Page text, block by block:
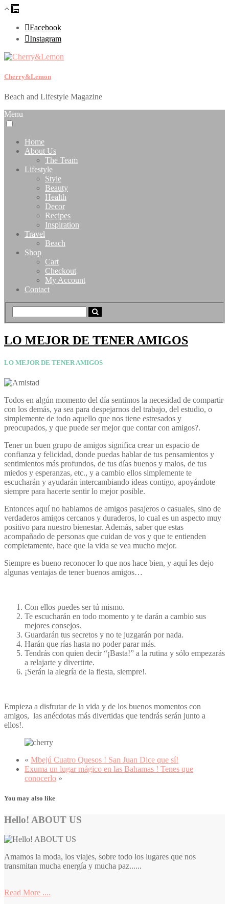
Facebook
Instagram
Cherry&Lemon
Beach and Lifestyle Magazine
Menu
Home
About Us
The Team
Lifestyle
Style
Beauty
Health
Decor
Recipes
Inspiration
Travel
Beach
Shop
Cart
Checkout
My Account
Contact
LO MEJOR DE TENER AMIGOS
LO MEJOR DE TENER AMIGOS
Todos en algún momento del día sentimos la necesidad de compartir
con los demás, ya sea para despejarnos del trabajo, del estudio, o
simplemente de todo aquello que nos tiene estresados y
preocupados, y que puede ser mejor que contar con amigos?.
Tener un buen grupo de amigos significa crear un espacio de
confianza y felicidad, donde puedas hablar de tus pensamientos y
sentimientos más profundos, de tus días buenos y malos, de tus
miedos y esperanzas, etc., y a cambio ellos simplemente te
escucharán y ayudarán intercambiando ideas contigo, apoyándote
siempre para hacerte sentir lo mejor posible.
Entonces aquí no hablamos de amigos pasajeros o casuales, sino de
verdaderos amigos cercanos y duraderos, lo cual es un aspecto muy
positivo para nuestro bienestar. Además, saber que estas
acompañado de personas que cuidan de vos y que te entienden
completamente, hace que la vida se vea mucho mejor.
Siempre es bueno reconocer lo que nos hace bien, y aquí les dejo
algunas ventajas de tener buenos amigos…
Con ellos puedes ser tú mismo.
Te escucharán en todo momento y te darán a cambio sus
mejores consejos.
Guardarán tus secretos y no te juzgarán por nada.
Harán que rías hasta no poder parar más.
Tendrás con quien decir “¡Basta!” a la rutina y sólo empezarás
a relajarte y divertirte.
¡Serán la alegría de la fiesta, siempre!.
Empieza a disfrutar de la vida y de los buenos momentos con
amigos, las anécdotas más divertidas que tendrás serán junto a
ellos!.
« Mbejú Cuatro Quesos ! San Juan Dice que sí!
Exuma un lugar mágico en las Bahamas ! Tenes que
conocerlo »
You may also like
Hello! ABOUT US
Amamos la moda, los viajes, sobre todo los lugares que nos
transmitan mucha energía y mucha paz......
Read More ....